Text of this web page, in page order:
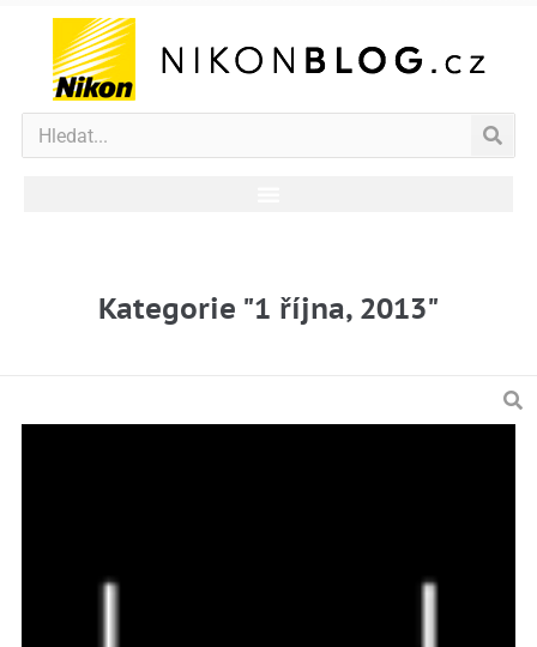
Kategorie "1 října, 2013"